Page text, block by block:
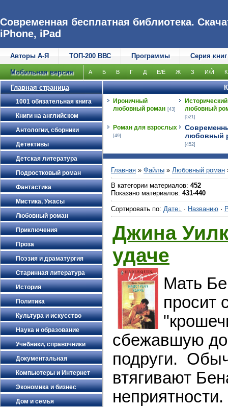
Современная бесплатная библиотека.
iPhone, iPad
Авторы А-Я ТОП-200 ВВС Программы Серия книг
Мобильная версия А Б В Г Д Е/Ё Ж З И/Й К
Главная страница
1001 обязательная книга
Книги на английском
Антологии, сборники
Детективы
Детская литература
Подростковый роман
Фантастика
Мистика, Ужасы
Любовный роман
Приключения
Проза
Поэзия и драматургия
Старинная литература
История
Политика
Культура и искусство
Наука и образование
Учебники, справочники
Документальная
Компьютеры и Интернет
Экономика и бизнес
Дом и семья
Ироничный
любовный роман [43]
Исторический
любовный
[521]
Роман для взрослых
[49]
любовный
[452]
Главная » Файлы » Любовный роман
В категории материалов: 452
Показано материалов: 431-440
Сортировать по: Дате · Названию ·
Джина
удаче
Мать
просит
сбежавшую
подруги.
втягивают
неприятности.